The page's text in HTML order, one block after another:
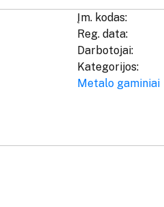
Įm. kodas:
Reg. data:
Darbotojai:
Kategorijos:
Metalo gaminiai